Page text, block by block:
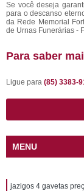
Se você deseja
para o descanso
da Rede Memorial
de Urnas Funerárias -
Para saber
Ligue para (85) 3383-
MENU
jazigos 4 gavetas